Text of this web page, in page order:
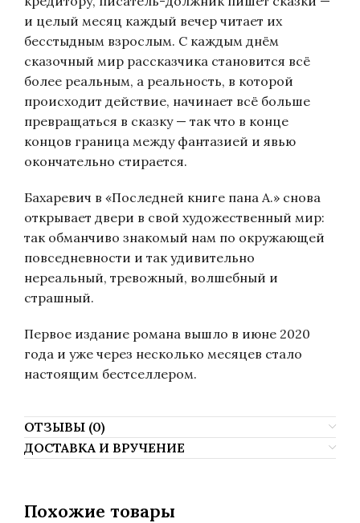
и целый месяц каждый вечер читает их
бесстыдным взрослым. С каждым днём
сказочный мир рассказчика становится всё
более реальным, а реальность, в которой
происходит действие, начинает всё больше
превращаться в сказку — так что в конце
концов граница между фантазией и явью
окончательно стирается.
Бахаревич в «Последней книге пана А.» снова
открывает двери в свой художественный мир:
так обманчиво знакомый нам по окружающей
повседневности и так удивительно
нереальный, тревожный, волшебный и
страшный.
Первое издание романа вышло в июне 2020
года и уже через несколько месяцев стало
настоящим бестселлером.
ОТЗЫВЫ (0)
ДОСТАВКА И ВРУЧЕНИЕ
Похожие товары